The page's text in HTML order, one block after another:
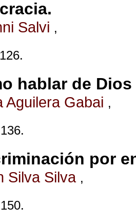
Salvi ,
hablar de
Aguilera Gabai ,
por
Silva Silva ,